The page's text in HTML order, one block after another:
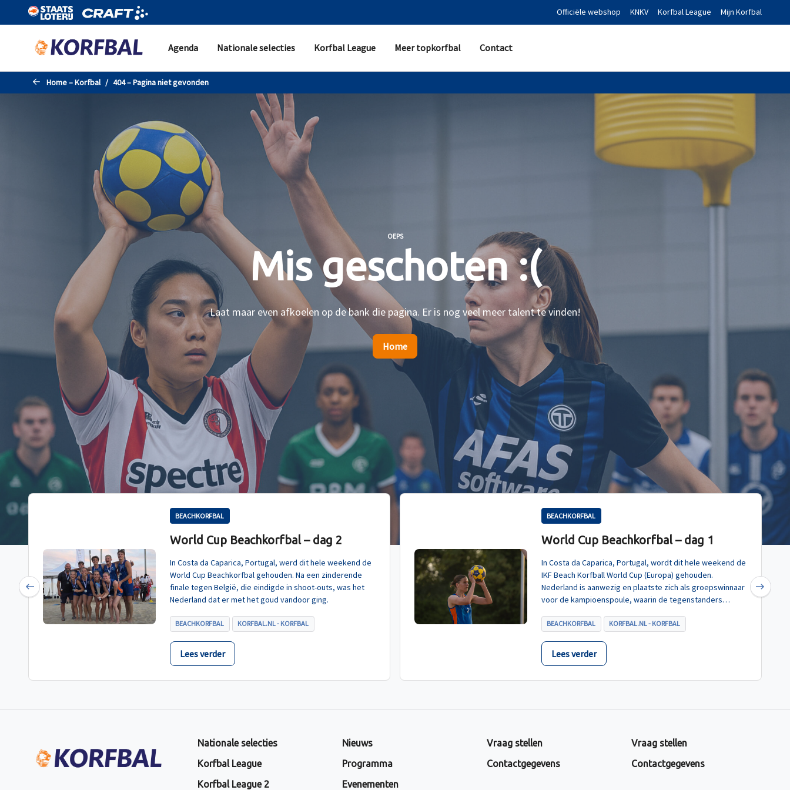
Naar de hoofdinhoud gaan Officiële webshop KNKV Korfbal League Mijn Korfbal
Agenda Nationale selecties Korfbal League Meer topkorfbal Contact
Home – Korfbal 404 – Pagina niet gevonden
OEPS
Mis geschoten :(
Laat maar even afkoelen op de bank die pagina. Er is nog veel meer talent te vinden!
Home
BEACHKORFBAL
World Cup Beachkorfbal – dag 2
In Costa da Caparica, Portugal, werd dit hele weekend de
World Cup Beachkorfbal gehouden. Na een zinderende
finale tegen België, die eindigde in shoot-outs, was het
Nederland dat er met het goud vandoor ging.
BEACHKORFBAL KORFBAL.NL - KORFBAL
Lees verder
BEACHKORFBAL
World Cup Beachkorfbal – dag 1
In Costa da Caparica, Portugal, wordt dit hele weekend de
IKF Beach Korfball World Cup (Europa) gehouden.
Nederland is aanwezig en plaatste zich als groepswinnaar
voor de kampioenspoule, waarin de tegenstanders
BEACHKORFBAL KORFBAL.NL - KORFBAL
Lees verder
Previous Next
Nationale selecties
Korfbal League
Korfbal League 2
Nieuws
Programma
Evenementen
Vraag stellen
Contactgegevens
Vraag stellen
Contactgegevens